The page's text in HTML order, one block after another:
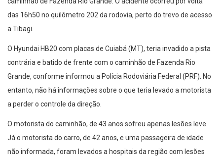
das 16h50 no quilômetro 202 da rodovia, perto do trevo de acesso
a Tibagi.
O Hyundai HB20 com placas de Cuiabá (MT), teria invadido a pista
contrária e batido de frente com o caminhão de Fazenda Rio
Grande, conforme informou a Polícia Rodoviária Federal (PRF). No
entanto, não há informações sobre o que teria levado a motorista
a perder o controle da direção.
O motorista do caminhão, de 43 anos sofreu apenas lesões leve.
Já o motorista do carro, de 42 anos, e uma passageira de idade
não informada, foram levados a hospitais da região com lesões